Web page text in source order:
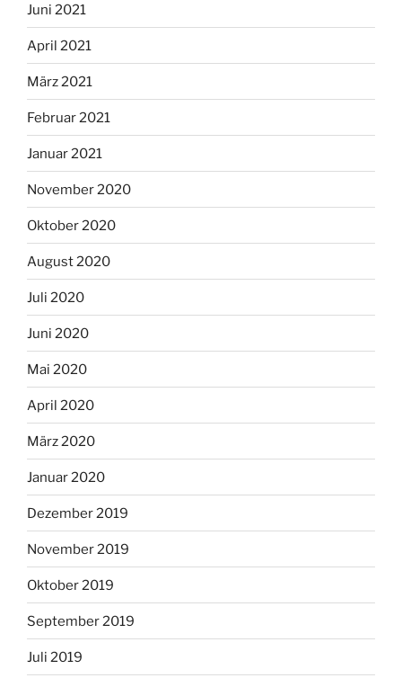
Juni 2021
April 2021
März 2021
Februar 2021
Januar 2021
November 2020
Oktober 2020
August 2020
Juli 2020
Juni 2020
Mai 2020
April 2020
März 2020
Januar 2020
Dezember 2019
November 2019
Oktober 2019
September 2019
Juli 2019